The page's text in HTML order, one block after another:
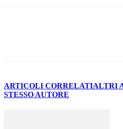
ARTICOLI CORRELATIALTRI
STESSO AUTORE